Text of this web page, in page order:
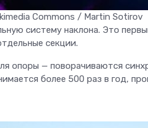
Commons / Martin Sotirov
систему наклона. Это
секции.
опоры — поворачиваются
более 500 раз в год,